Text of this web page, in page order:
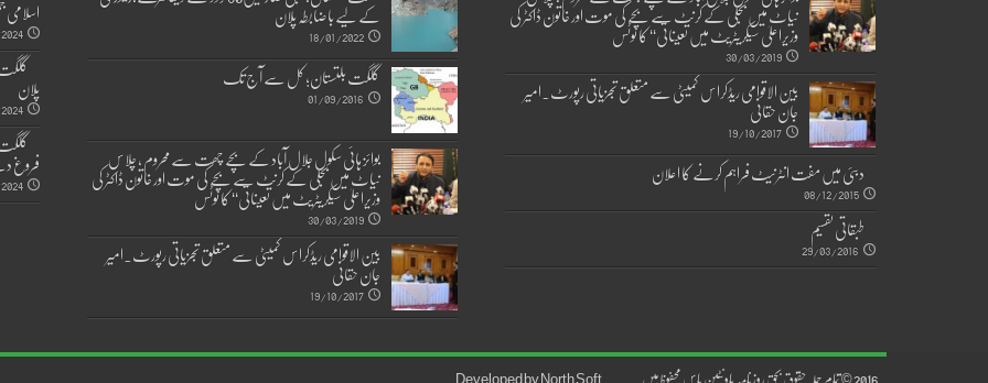
نیاٹ میں بجلی کے کرنٹ سے بچے کی موت اور خاتون ڈاکٹر کی
وزیراعلیٰ سیکریٹریٹ میں تعیناتی‘‘ کا نوٹس
30/03/2019
بین الاقوامی ریڈکراس کمیٹی سے متعلق تجزیاتی رپورٹ۔امیر
جان حقانی
19/10/2017
دبئی میں مفت انٹرنیٹ فراہم کرنے کا اعلان
08/12/2015
طبقاتی تقسیم
29/03/2016
کے لیے باضابطہ پلان
18/01/2022
گلگت بلتستان؛ کل سے آج تک
01/09/2016
بوائز ہائی سکول جلال آباد کے بچے چھت سے محروم ، چلاس
نیاٹ میں بجلی کے کرنٹ سے بچے کی موت اور خاتون ڈاکٹر کی
وزیراعلیٰ سیکریٹریٹ میں تعیناتی‘‘ کا نوٹس
30/03/2019
بین الاقوامی ریڈکراس کمیٹی سے متعلق تجزیاتی رپورٹ۔امیر
جان حقانی
19/10/2017
پلان
فروغ